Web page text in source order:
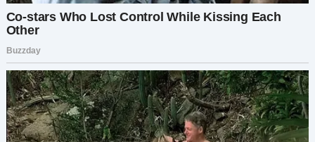
испугалась, что всё вскроется. Паника. Я не
хотела вас обидеть, честно!
— А ссора? Августа Ивановна сказала, вы
ругались…
Эмма поникла.